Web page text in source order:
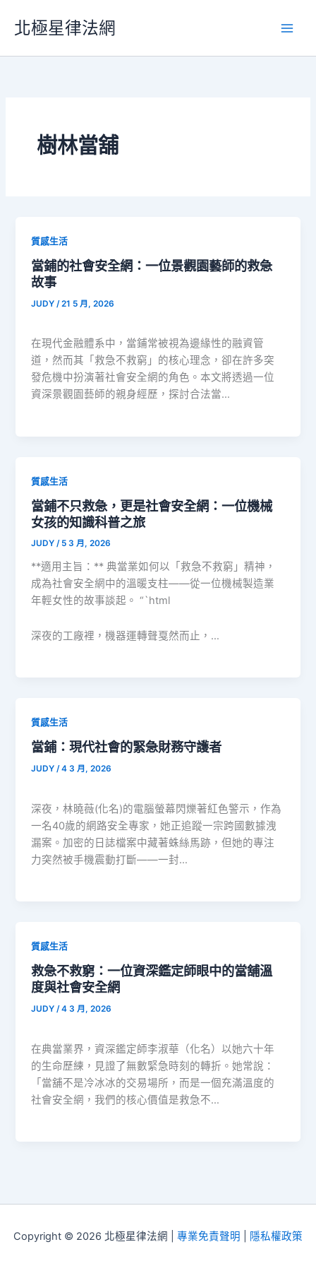
要
北極星律法網
樹林當舖
質感生活
當鋪的社會安全網：一位景觀園藝師的救急
故事
JUDY /21 5 月, 2026
在現代金融體系中，當鋪常被視為邊緣性的融資管
道，然而其「救急不救窮」的核心理念，卻在許多突
發危機中扮演著社會安全網的角色。本文將透過一位
資深景觀園藝師的親身經歷，探討合法當…
質感生活
當鋪不只救急，更是社會安全網：一位機械
女孩的知識科普之旅
JUDY/ 5 3 月, 2026
**適用主旨：** 典當業如何以「救急不救窮」精神，
成為社會安全網中的溫暖支柱——從一位機械製造業
年輕女性的故事談起。 “`html
深夜的工廠裡，機器運轉聲戛然而止，…
質感生活
當鋪：現代社會的緊急財務守護者
JUDY/4 3 月, 2026
深夜，林曉薇(化名)的電腦螢幕閃爍著紅色警示，作為
一名40歲的網路安全專家，她正追蹤一宗跨國數據洩
漏案。加密的日誌檔案中藏著蛛絲馬跡，但她的專注
力突然被手機震動打斷——一封…
質感生活
救急不救窮：一位資深鑑定師眼中的當舖溫
度與社會安全網
JUDY /4 3 月, 2026
在典當業界，資深鑑定師李淑華（化名）以她六十年
的生命歷練，見證了無數緊急時刻的轉折。她常說：
「當舖不是冷冰冰的交易場所，而是一個充滿溫度的
社會安全網，我們的核心價值是救急不…
Copyright © 2026 北極星律法網 | 專業免責聲明 隱私權政策